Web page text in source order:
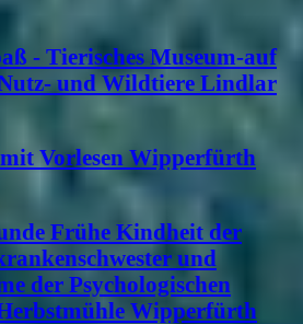
- Tierisches Museum-auf
und Wildtiere Lindlar
Vorlesen Wipperfürth
Frühe Kindheit der
und
der Psychologischen
Wipperfürth